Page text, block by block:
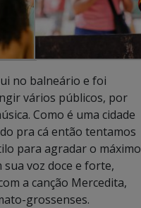
no balneário e foi
vários públicos, por
Como é uma cidade
pra cá então tentamos
para agradar o máximo
sua voz doce e forte,
a canção Mercedita,
grossenses.